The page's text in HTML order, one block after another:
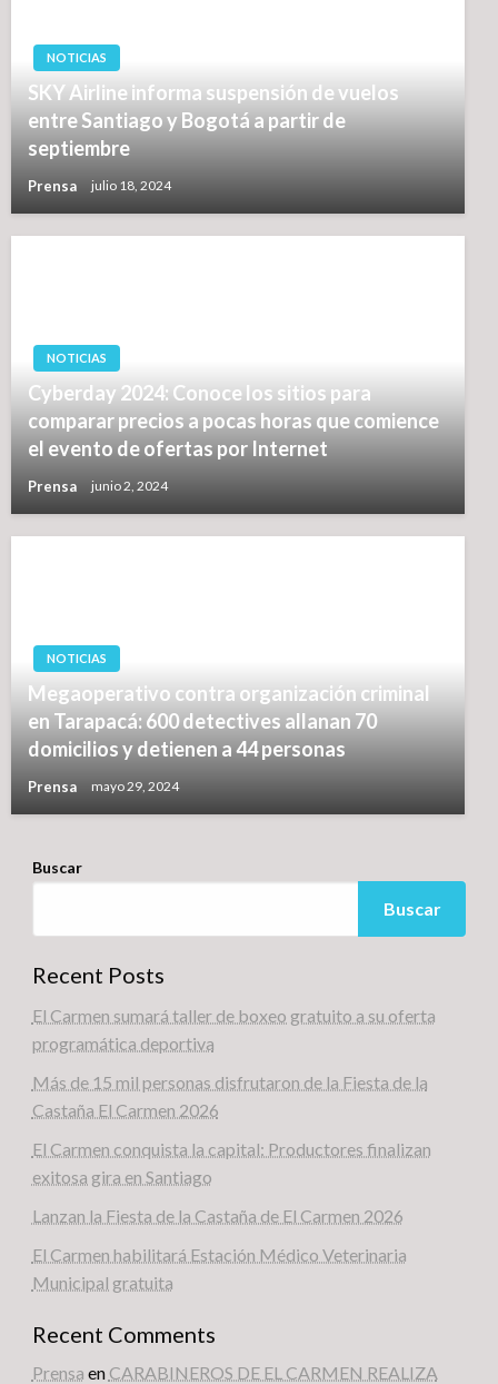
NOTICIAS
SKY Airline informa suspensión de vuelos
entre Santiago y Bogotá a partir de
septiembre
Prensa julio 18, 2024
NOTICIAS
Cyberday 2024: Conoce los sitios para
comparar precios a pocas horas que comience
el evento de ofertas por Internet
Prensa junio 2, 2024
NOTICIAS
Megaoperativo contra organización criminal
en Tarapacá: 600 detectives allanan 70
domicilios y detienen a 44 personas
Prensa mayo 29, 2024
Buscar
Buscar
Recent Posts
El Carmen sumará taller de boxeo gratuito a su oferta
programática deportiva
Más de 15 mil personas disfrutaron de la Fiesta de la
Castaña El Carmen 2026
El Carmen conquista la capital: Productores finalizan
exitosa gira en Santiago
Lanzan la Fiesta de la Castaña de El Carmen 2026
El Carmen habilitará Estación Médico Veterinaria
Municipal gratuita
Recent Comments
Prensa en CARABINEROS DE EL CARMEN REALIZA